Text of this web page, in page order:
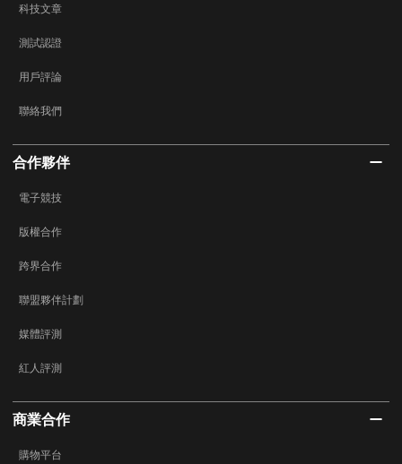
科技文章
測試認證
用戶評論
聯絡我們
合作夥伴
電子競技
版權合作
跨界合作
聯盟夥伴計劃
媒體評測
紅人評測
商業合作
購物平台